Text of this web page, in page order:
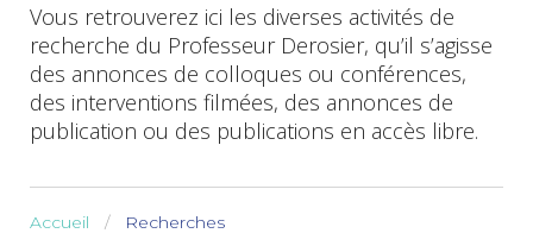
Vous retrouverez ici les diverses activités de
recherche du Professeur Derosier, qu’il s’agisse
des annonces de colloques ou conférences,
des interventions filmées, des annonces de
publication ou des publications en accès libre.
Accueil Recherches